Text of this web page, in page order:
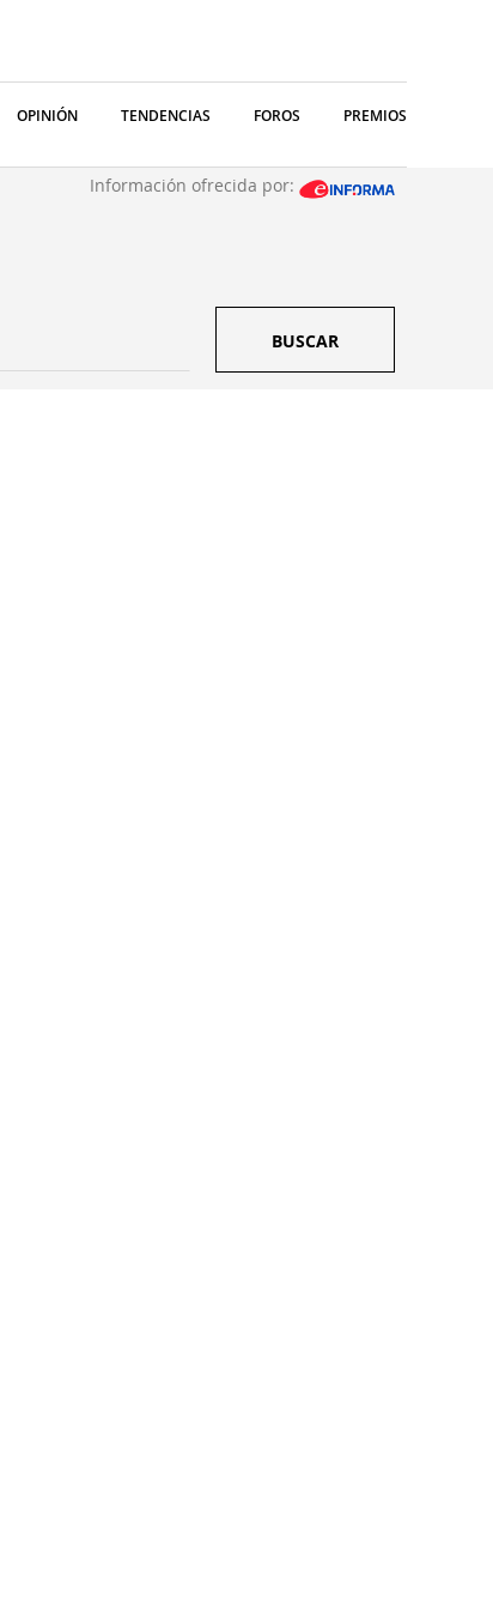
OPINIÓN TENDENCIAS FOROS PREMIOS
Información ofrecida por:
BUSCAR